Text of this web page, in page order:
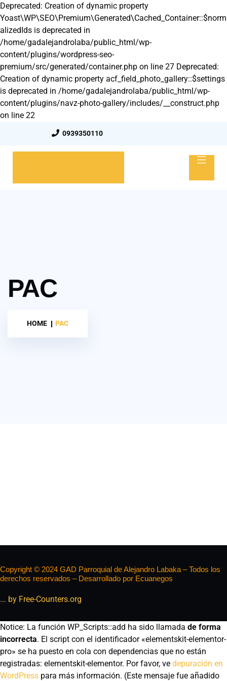
Deprecated: Creation of dynamic property
Yoast\WP\SEO\Premium\Generated\Cached_Container::$norm
alizedIds is deprecated in
/home/gadalejandrolaba/public_html/wp-
content/plugins/wordpress-seo-
premium/src/generated/container.php on line 27 Deprecated:
Creation of dynamic property acf_field_photo_gallery::$settings
is deprecated in /home/gadalejandrolaba/public_html/wp-
content/plugins/navz-photo-gallery/includes/__construct.php
on line 22
0939350110
PAC
HOME PAC
Copyright © 2024 GAD Parroquial de Alejandro Labaka – Todos los
derechos reservados – Desarrollado por Ecuanegos
... by Free-Counters.org
Notice: La función WP_Scripts::add ha sido llamada de forma
incorrecta. El script con el identificador «elementskit-elementor-
pro» se ha puesto en cola con dependencias que no están
registradas: elementskit-elementor. Por favor, ve depuración en
WordPress para más información. (Este mensaje fue añadido